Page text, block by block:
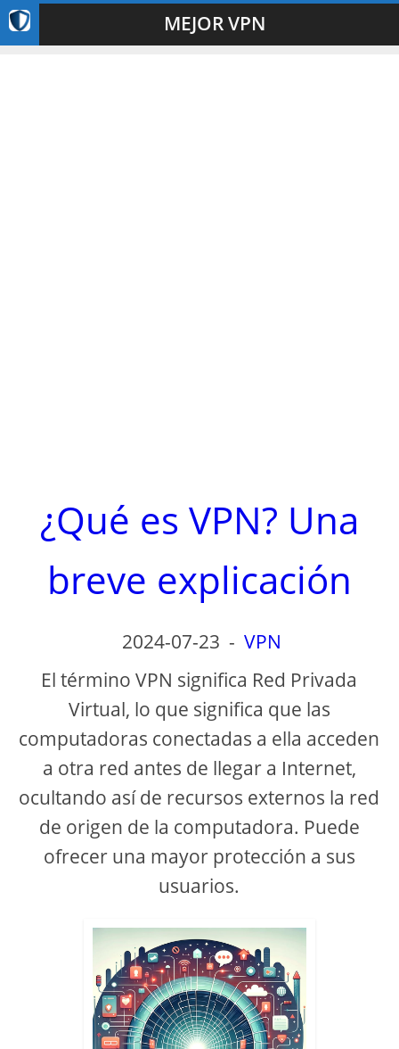
MEJOR VPN
¿Qué es VPN? Una
breve explicación
2024-07-23 - VPN
El término VPN significa Red Privada
Virtual, lo que significa que las
computadoras conectadas a ella acceden
a otra red antes de llegar a Internet,
ocultando así de recursos externos la red
de origen de la computadora. Puede
ofrecer una mayor protección a sus
usuarios.